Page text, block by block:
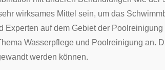
wirksames Mittel sein, um das
auf dem Gebiet der
Wasserpflege und Poolreinigung an.
werden können.